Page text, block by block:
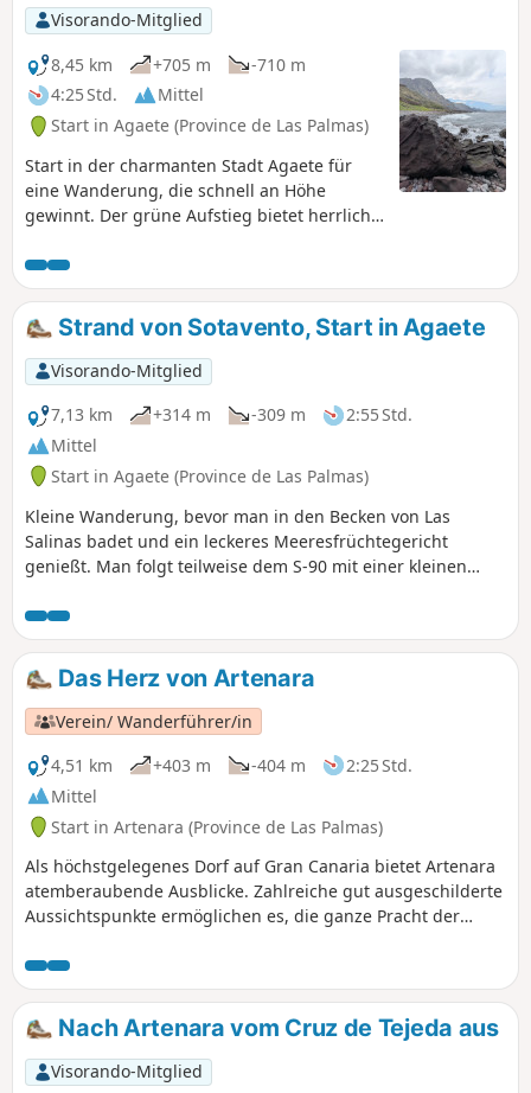
Visorando-Mitglied
8,45 km
+705 m
-710 m
4:25 Std.
Mittel
Start in Agaete (Province de Las Palmas)
Start in der charmanten Stadt Agaete für
eine Wanderung, die schnell an Höhe
gewinnt. Der grüne Aufstieg bietet herrliche
das weiße Dorf Agaete, das zwischen Meer
und Bergen eingebettet liegt. Der Weg
schlängelt sich anschließend oberhalb der
Küste entlang und bietet spektakuläre
Ausblicke auf den Ozean. Der Abstieg führt
zum Strand von Guayedra, einem
unberührten und geschützten Ort,
umgeben von Klippen. Dieser abgelegene
Strand bietet eine beeindruckende
Naturkulisse und eine zeitlose Atmosphäre.
Eine schöne Rundwanderung zwischen
Bergen, Meer und den typischen
Landschaften des Nordwestens von Gran
Strand von Sotavento, Start in Agaete
Visorando-Mitglied
7,13 km
+314 m -309 m
2:55 Std.
Mittel
Start in Agaete (Province de Las Palmas)
Kleine Wanderung, bevor man in den Becken von Las
Salinas badet und ein leckeres Meeresfrüchtegericht
genießt. Man folgt teilweise dem S-90 mit einer kleinen
gefährlicher Straßenabschnitt, aber schöner Strand am
Ende.
Das Herz von Artenara
Verein/ Wanderführer/in
4,51 km
+403 m -404 m
2:25 Std.
Mittel
Start in Artenara (Province de Las Palmas)
Als höchstgelegenes Dorf auf Gran Canaria bietet Artenara
atemberaubende Ausblicke. Zahlreiche gut ausgeschilderte
Aussichtspunkte ermöglichen es, die ganze Pracht der
bekannt, die Einblicke in eine sehr alte Vergangenheit
gewähren; einige dieser Höhlen wurden zu Gästezimmern
umgebaut. Unbedingt sehenswert.
Nach Artenara vom Cruz de Tejeda aus
Visorando-Mitglied